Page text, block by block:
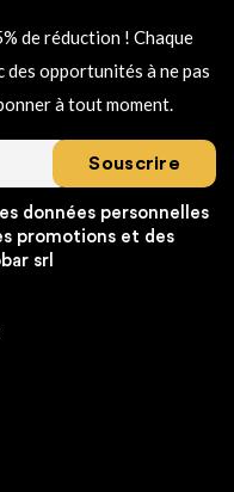
de réduction ! Chaque
des opportunités à ne pas
à tout moment.
Souscrire
données personnelles
promotions et des
srl